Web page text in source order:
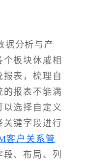
据分析与产
板块休戚相
表，梳理自
的报表不能满
以选择自定义
关键字段进行
客户关系管
、布局、列